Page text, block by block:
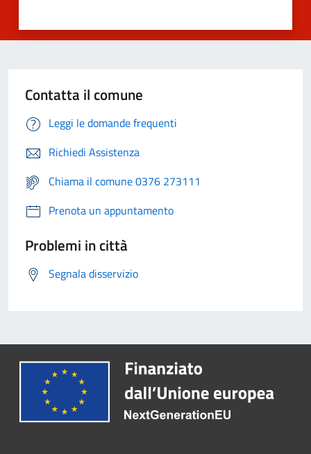
Contatta il comune
Leggi le domande frequenti
Richiedi Assistenza
Chiama il comune 0376 273111
Prenota un appuntamento
Problemi in città
Segnala disservizio